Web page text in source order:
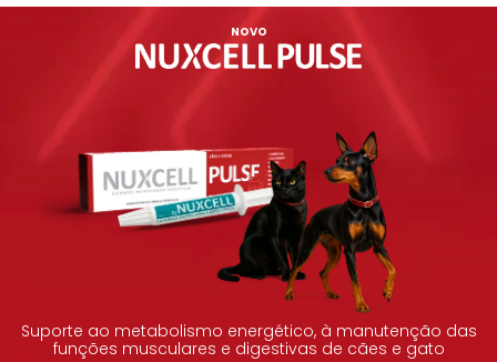
NOVO
Suporte ao metabolismo energético, à manutenção das
funções musculares e digestivas de cães e gato